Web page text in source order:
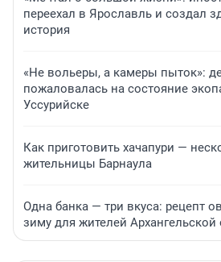
переехал в Ярославль и создал
история
«Не вольеры, а камеры пыток»:
пожаловалась на состояние
Уссурийске
Как приготовить хачапури —
жительницы Барнаула
Одна банка — три вкуса: рецепт
зиму для жителей Архангельской